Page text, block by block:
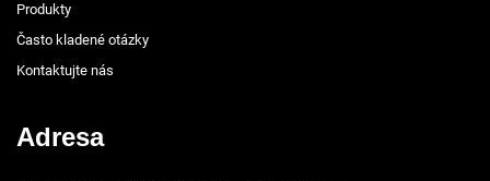
Produkty
Často kladené otázky
Kontaktujte nás
Adresa